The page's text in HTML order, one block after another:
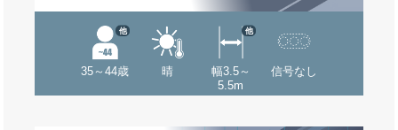
35～44歳
他
晴
幅3.5～
5.5m
他
信号なし